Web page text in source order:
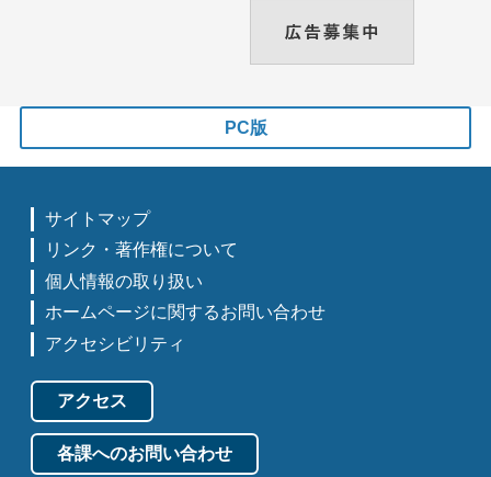
PC版
サイトマップ
リンク・著作権について
個人情報の取り扱い
ホームページに関するお問い合わせ
アクセシビリティ
アクセス
各課へのお問い合わせ